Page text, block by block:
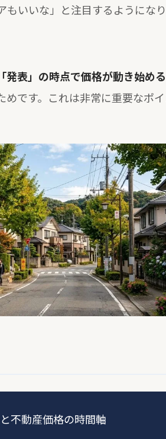
いいな」と注目するようになり
発表」の時点で価格が動き始める
です。これは非常に重要なポ
不動産価格の時間軸